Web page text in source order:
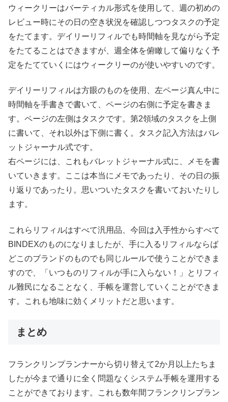
ウィークリーはバーティカル形式を使用して、週の初めの
レビュー時にその日の空き状況を確認しつつタスクの予定
をたてます。デイリーリフィルでも時間軸を見ながら予定
をたてることはできますが、週全体を俯瞰して偏りなく予
定をたてていくにはウィークリーのが使いやすいのです。
デイリーリフィルは方眼のものを使用、左ページ真ん中に
時間軸を手書きで書いて、ページの右側に予定を書きま
す。ページの左側はタスクです。第2領域のタスクを上側
に書いて、それ以外は下側に書く。タスク記入方法はバレ
ットジャーナル式です。
右ページには、これもバレットジャーナル式に、メモを書
いていきます。ここは本当にメモであったり、その日の振
り返りであったり。思いついたタスクを書いておいたりし
ます。
これらリフィルはすべて汎用品、今回は入手性からすべて
BINDEXのものになりましたが、手に入るリフィルならば
どこのブランドのものでも同じルールで使うことができま
すので、「いつものリフィルが手に入らない！」とリフィ
ル難民になることなく、手帳を運営していくことができま
す。これも地味に効くメリットだと思います。
まとめ
フランクリンプランナーから切り替えて2か月以上たちま
したが今まで通りに全く問題なくシステム手帳を運用する
ことができております。これも数年間フランクリンプラン